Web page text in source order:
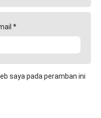
*
saya pada peramban ini